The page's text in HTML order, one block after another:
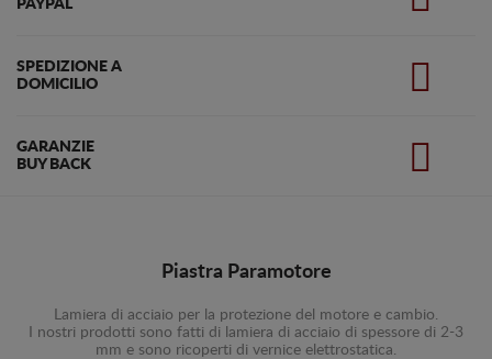
PAYPAL
SPEDIZIONE A
DOMICILIO
GARANZIE
BUY BACK
Piastra Paramotore
Lamiera di acciaio per la protezione del motore e cambio.
I nostri prodotti sono fatti di lamiera di acciaio di spessore di 2-3
mm e sono ricoperti di vernice elettrostatica.